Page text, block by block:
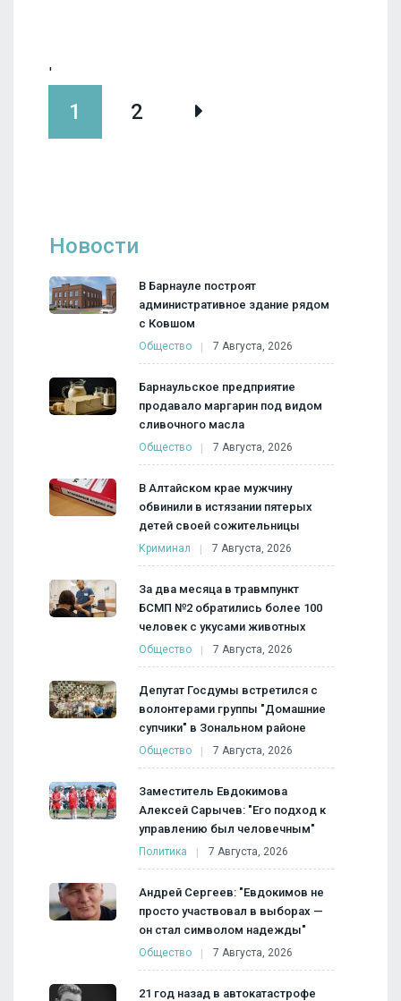
'
1 2
Новости
В Барнауле построят
административное здание рядом
с Ковшом
Общество 7 Августа, 2026
Барнаульское предприятие
продавало маргарин под видом
сливочного масла
Общество 7 Августа, 2026
В Алтайском крае мужчину
обвинили в истязании пятерых
детей своей сожительницы
Криминал 7 Августа, 2026
За два месяца в травмпункт
БСМП №2 обратились более 100
человек с укусами животных
Общество 7 Августа, 2026
Депутат Госдумы встретился с
волонтерами группы "Домашние
супчики" в Зональном районе
Общество 7 Августа, 2026
Заместитель Евдокимова
Алексей Сарычев: "Его подход к
управлению был человечным"
Политика 7 Августа, 2026
Андрей Сергеев: "Евдокимов не
просто участвовал в выборах —
он стал символом надежды"
Общество 7 Августа, 2026
21 год назад в автокатастрофе